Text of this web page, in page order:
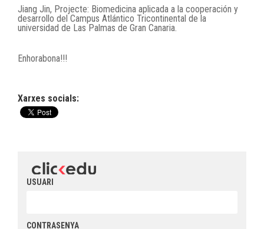
Jiang Jin, Projecte: Biomedicina aplicada a la cooperación y
desarrollo del Campus Atlántico Tricontinental de la
universidad de Las Palmas de Gran Canaria.
Enhorabona!!!
Xarxes socials:
USUARI
CONTRASENYA